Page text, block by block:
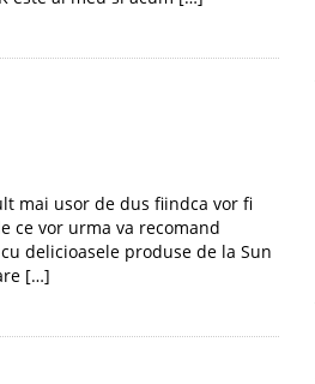
mai usor de dus fiindca vor fi
ce vor urma va recomand
delicioasele produse de la Sun
[…]